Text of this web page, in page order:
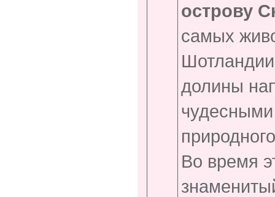
острову
самых
долины
Во время